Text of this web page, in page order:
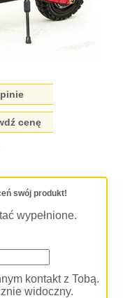
cenę
swój produkt!
wypełnione.
kontakt z Tobą.
widoczny.